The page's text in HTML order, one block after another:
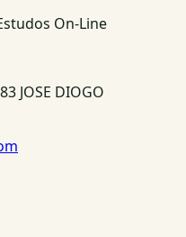
On-Line
JOSE DIOGO